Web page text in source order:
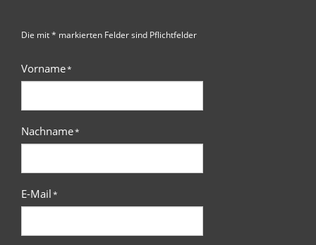
Die mit * markierten Felder sind Pflichtfelder
Vorname*
Nachname*
E-Mail*